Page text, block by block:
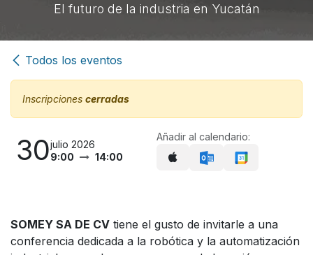
El futuro de la industria en Yucatán
Todos los eventos
Inscripciones cerradas
30julio 2026
9:00
14:00
Añadir al calendario:
SOMEY SA DE CV tiene el gusto de invitarle a una
conferencia dedicada a la robótica y la automatización